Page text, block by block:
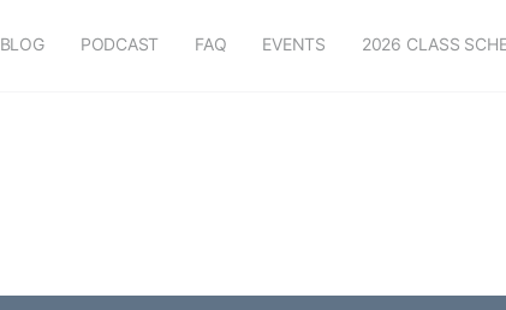
BLOG PODCAST FAQ EVENTS 2026 CLASS